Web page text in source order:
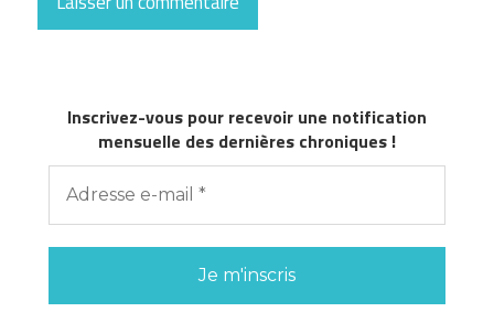
Inscrivez-vous pour recevoir une notification
mensuelle des dernières chroniques !